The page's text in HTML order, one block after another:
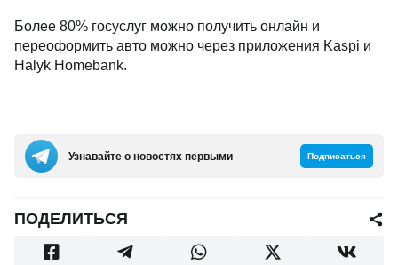
Более 80% госуслуг можно получить онлайн и
переоформить авто можно через приложения Kaspi и
Halyk Homebank.
Узнавайте о новостях первыми Подписаться
ПОДЕЛИТЬСЯ